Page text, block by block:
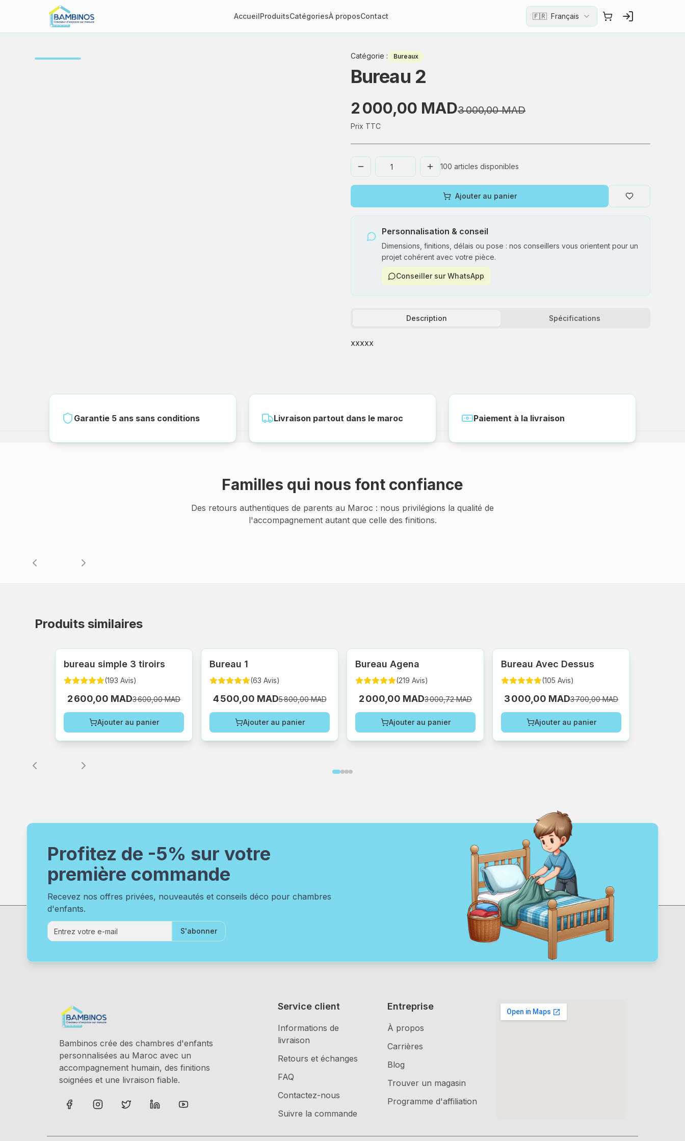
AccueilProduitsCatégoriesÀ proposContact 🇫🇷 Français
Catégorie : Bureaux
Bureau 2
2 000,00 MAD3 000,00 MAD
Prix TTC
100 articles disponibles
Ajouter au panier
Personnalisation & conseil
Dimensions, finitions, délais ou pose : nos conseillers vous orientent pour un
projet cohérent avec votre pièce.
Conseiller sur WhatsApp
Description Spécifications
xxxxx
Garantie 5 ans sans conditions Livraison partout dans le maroc Paiement à la livraison
Familles qui nous font confiance
Des retours authentiques de parents au Maroc : nous privilégions la qualité de
l'accompagnement autant que celle des finitions.
Produits similaires
bureau simple 3 tiroirs
(193 Avis)
2 600,00 MAD3 600,00 MAD
Ajouter au panier
Bureau 1
(63 Avis)
4 500,00 MAD5 800,00 MAD
Ajouter au panier
Bureau Agena
(219 Avis)
2 000,00 MAD3 000,72 MAD
Ajouter au panier
Bureau Avec Dessus
(105 Avis)
3 000,00 MAD3 700,00 MAD
Ajouter au panier
Profitez de -5% sur votre
première commande
Recevez nos offres privées, nouveautés et conseils déco pour chambres
d'enfants.
S'abonner
Bambinos crée des chambres d'enfants
personnalisées au Maroc avec un
accompagnement humain, des finitions
soignées et une livraison fiable.
Service client
Informations de
livraison
Retours et échanges
FAQ
Contactez-nous
Suivre la commande
Entreprise
À propos
Carrières
Blog
Trouver un magasin
Programme d'affiliation